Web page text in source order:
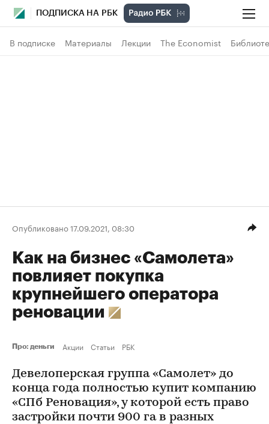
ПОДПИСКА НА РБК
В подписке Материалы Лекции The Economist
Опубликовано 17.09.2021, 08:30
Как на бизнес «Самолета»
повлияет покупка
крупнейшего оператора
реновации
Про: деньги Акции Статьи РБК
Девелоперская группа «Самолет» до
конца года полностью купит компанию
«СПб Реновация», у которой есть право
застройки почти 900 га в разных